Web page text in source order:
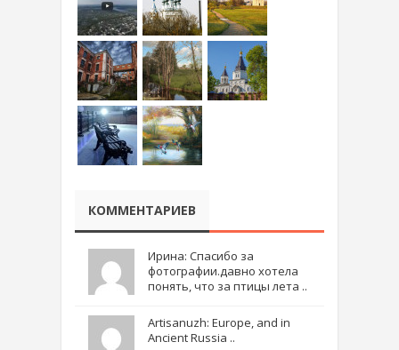
КОММЕНТАРИЕВ
Ирина: Спасибо за
фотографии.давно хотела
понять, что за птицы лета ..
Artisanuzh: Europe, and in
Ancient Russia ..